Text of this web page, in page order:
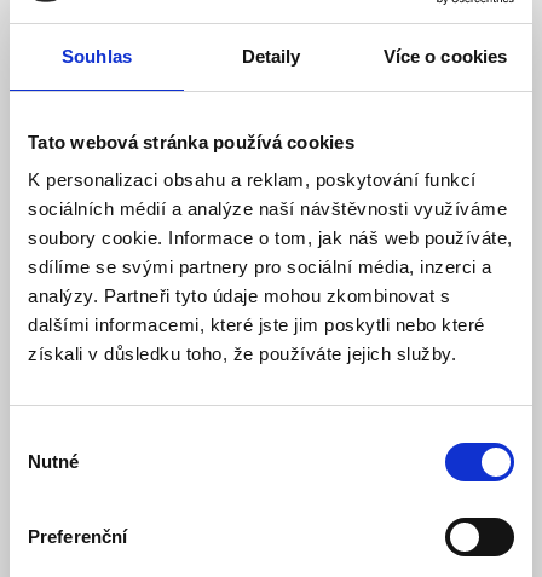
Souhlas Detaily Více o cookies
Tato webová stránka používá cookies
K personalizaci obsahu a reklam, poskytování funkcí
sociálních médií a analýze naší návštěvnosti využíváme
soubory cookie. Informace o tom, jak náš web používáte,
sdílíme se svými partnery pro sociální média, inzerci a
analýzy. Partneři tyto údaje mohou zkombinovat s
dalšími informacemi, které jste jim poskytli nebo které
získali v důsledku toho, že používáte jejich služby.
souhlasu
Nutné
Preferenční
Solight kovová oválná
lucerna se žárovkou s micro
3xAA, 18cm
Model: WO3103 | Výrobce:Solight
Produktové číslo: 745 / 005504
Doporučená koncová cena s DPH:
Vaše cena bez DPH:
106,61 Kč
Vaše cena včetně DPH: